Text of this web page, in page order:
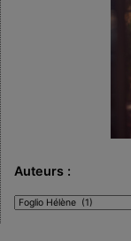
Auteurs :
Auteurs
: